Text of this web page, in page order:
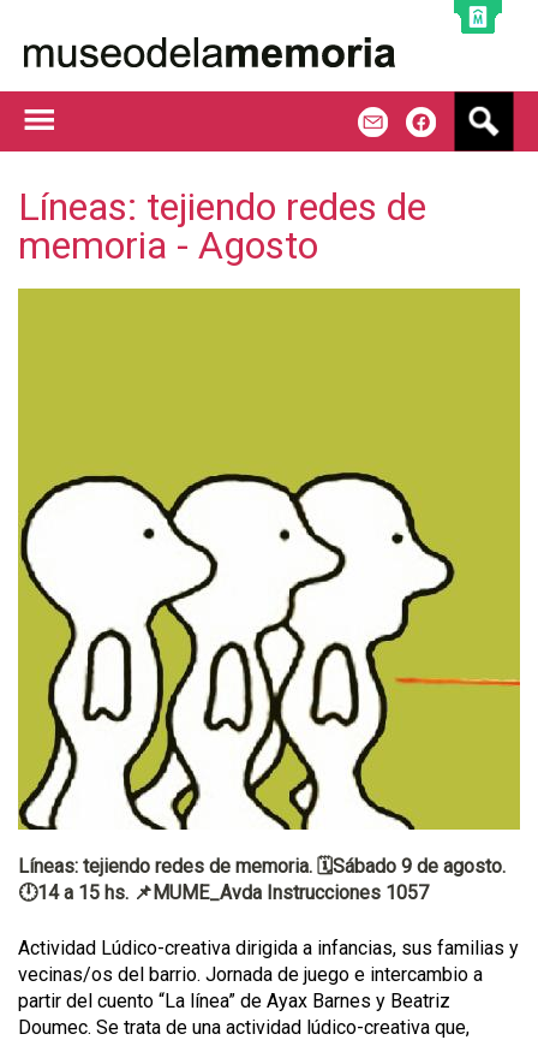
Líneas: tejiendo redes de
memoria - Agosto
Líneas: tejiendo redes de memoria. 🗓️Sábado 9 de agosto.
🕛14 a 15 hs. 📌MUME_Avda Instrucciones 1057
Actividad Lúdico-creativa dirigida a infancias, sus familias y
vecinas/os del barrio. Jornada de juego e intercambio a
partir del cuento “La línea” de Ayax Barnes y Beatriz
Doumec. Se trata de una actividad lúdico-creativa que,
s